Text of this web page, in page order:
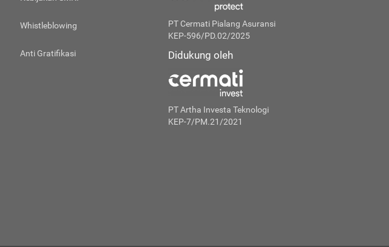
Whistleblowing
Anti Gratifikasi
PT Cermati Pialang Asuransi
KEP-596/PD.02/2025
Didukung oleh
PT Artha Investa Teknologi
KEP-7/PM.21/2021